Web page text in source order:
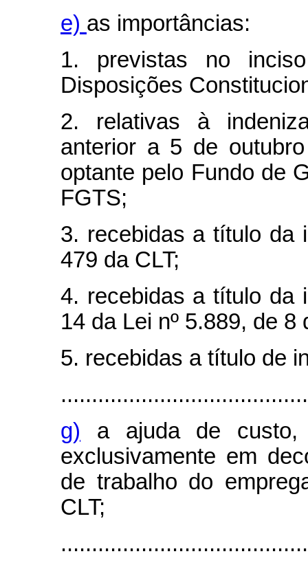
e) as importâncias:
1. previstas no
Disposições
2. relativas à
anterior a 5 de
optante pelo Fundo de
FGTS;
3. recebidas a título da
479 da CLT;
4. recebidas a título da
14 da Lei nº 5.889, de 8
5. recebidas a título de
g) a ajuda de custo,
exclusivamente em
de trabalho do
CLT;